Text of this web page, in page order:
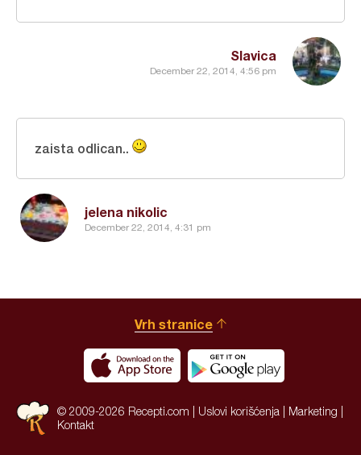
Slavica
December 22, 2014, 4:56 pm
jelena nikolic
December 22, 2014, 4:31 pm
zaista odlican..
Vrh stranice
© 2009-2026 Recepti.com | Uslovi korišćenja Marketing
Kontakt